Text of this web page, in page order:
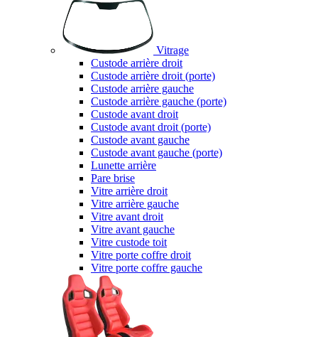
Vitrage
Custode arrière droit
Custode arrière droit (porte)
Custode arrière gauche
Custode arrière gauche (porte)
Custode avant droit
Custode avant droit (porte)
Custode avant gauche
Custode avant gauche (porte)
Lunette arrière
Pare brise
Vitre arrière droit
Vitre arrière gauche
Vitre avant droit
Vitre avant gauche
Vitre custode toit
Vitre porte coffre droit
Vitre porte coffre gauche